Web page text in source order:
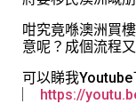
咁究竟喺澳洲買
意呢？成個流程
可以睇我
https://